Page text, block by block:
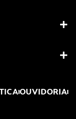
OUVIDORIA